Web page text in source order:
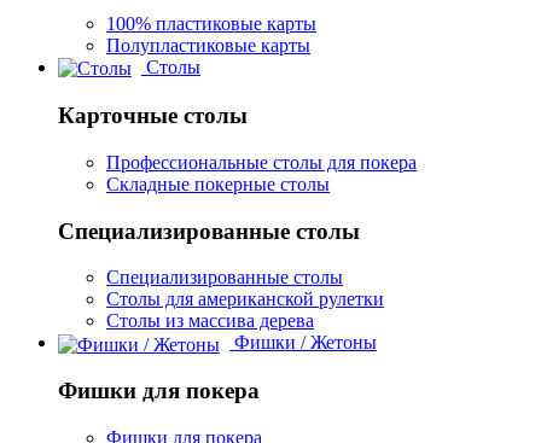
100% пластиковые карты
Полупластиковые карты
Столы
Карточные столы
Профессиональные столы для покера
Складные покерные столы
Специализированные столы
Специализированные столы
Столы для американской рулетки
Столы из массива дерева
Фишки / Жетоны
Фишки для покера
Фишки для покера